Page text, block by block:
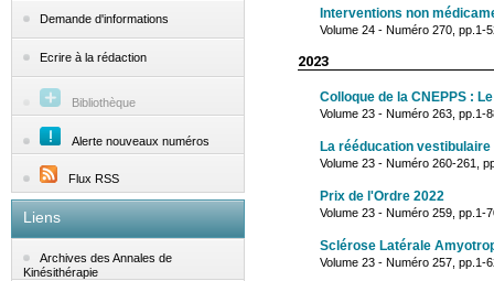
Demande d'informations
Ecrire à la rédaction
Bibliothèque
Alerte nouveaux numéros
Flux RSS
Liens
Archives des Annales de
Kinésithérapie
Interventions non
Volume 24 - Numéro 270, pp.1-
2023
Colloque de la CNEPPS :
Volume 23 - Numéro 263, pp.1-
La rééducation
Volume 23 - Numéro 260-261,
Prix de l'Ordre 2022
Volume 23 - Numéro 259, pp.1-
Sclérose Latérale
Volume 23 - Numéro 257, pp.1-